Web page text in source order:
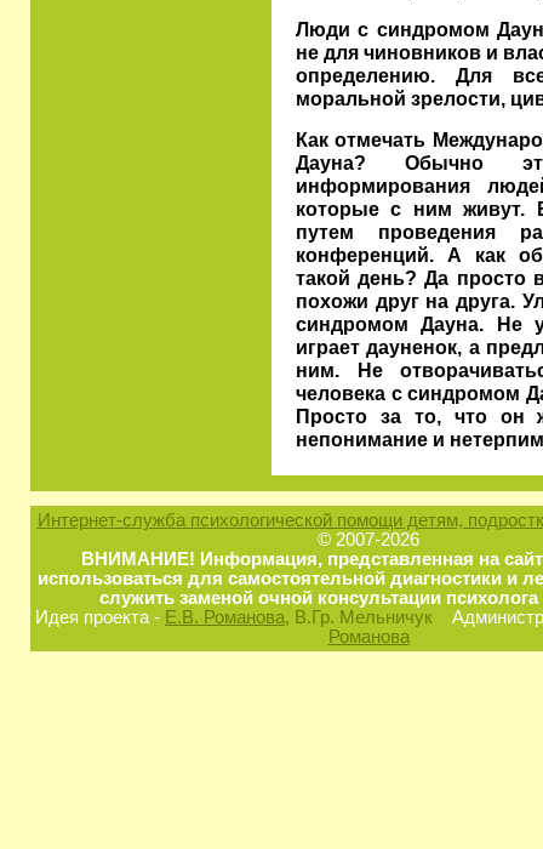
Люди с синдромом
не для чиновников и
определению. Для
моральной зрелости,
Как отмечать
Дауна? Обычно
информирования
которые с ним живут.
путем проведения
конференций. А как
такой день? Да просто
похожи друг на друга.
синдромом Дауна. Не
играет дауненок, а
ним. Не
человека с синдромом
Просто за то, что он
непонимание и
Интернет-служба психологической помощи детям,
© 2007-2026
ВНИМАНИЕ! Информация, представленная на
использоваться для самостоятельной диагностики и
служить заменой очной консультации
Идея проекта - Е.В. Романова, В.Гр. Мельничук
Романова